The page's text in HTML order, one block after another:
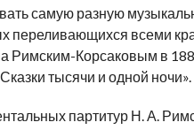
самую разную
переливающихся всеми
Римским-Корсаковым в
тысячи и одной ночи».
партитур Н. А.